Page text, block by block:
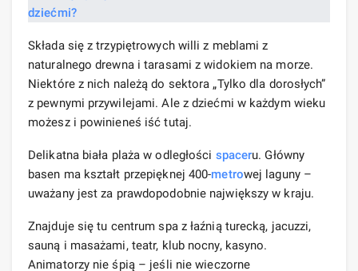
Składa się z trzypiętrowych willi z meblami z
naturalnego drewna i tarasami z widokiem na morze.
Niektóre z nich należą do sektora „Tylko dla dorosłych”
z pewnymi przywilejami. Ale z dziećmi w każdym wieku
możesz i powinieneś iść tutaj.
Delikatna biała plaża w odległości spaceru. Główny
basen ma kształt przepięknej 400-metrowej laguny –
uważany jest za prawdopodobnie największy w kraju.
Znajduje się tu centrum spa z łaźnią turecką, jacuzzi,
sauną i masażami, teatr, klub nocny, kasyno.
Animatorzy nie śpią – jeśli nie wieczorne